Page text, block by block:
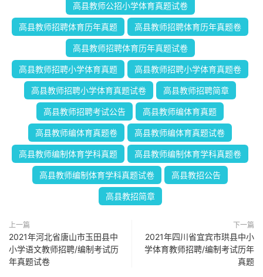
高县教师公招小学体育真题试卷
高县教师招聘体育历年真题 高县教师招聘体育历年真题卷
高县教师招聘体育历年真题试卷
高县教师招聘小学体育真题 高县教师招聘小学体育真题卷
高县教师招聘小学体育真题试卷 高县教师招聘简章
高县教师招聘考试公告 高县教师编体育真题
高县教师编体育真题卷 高县教师编体育真题试卷
高县教师编制体育学科真题 高县教师编制体育学科真题卷
高县教师编制体育学科真题试卷 高县教招公告
高县教招简章
上一篇
2021年河北省唐山市玉田县中
小学语文教师招聘/编制考试历
年真题试卷
下一篇
2021年四川省宜宾市珙县中小
学体育教师招聘/编制考试历年
真题